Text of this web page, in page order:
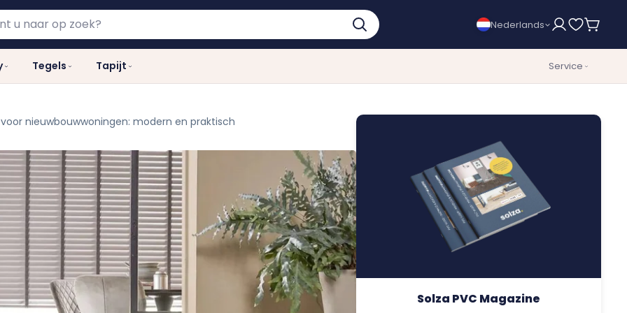
Nederlands
Tegels Tapijt Service
nieuwbouwwoningen: modern en praktisch
Solza PVC Magazine